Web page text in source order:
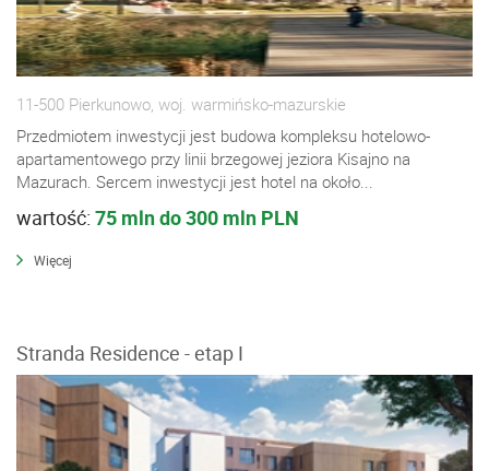
11-500 Pierkunowo, woj. warmińsko-mazurskie
Przedmiotem inwestycji jest budowa kompleksu hotelowo-
apartamentowego przy linii brzegowej jeziora Kisajno na
Mazurach. Sercem inwestycji jest hotel na około...
wartość: 75 mln do 300 mln PLN
Więcej
Stranda Residence - etap I